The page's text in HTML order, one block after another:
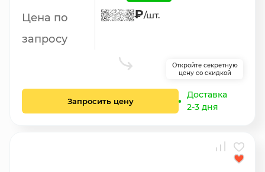
Цена по
запросу
₽/шт.
Откройте секретную
цену со скидкой
Запросить цену
Доставка
2-3 дня